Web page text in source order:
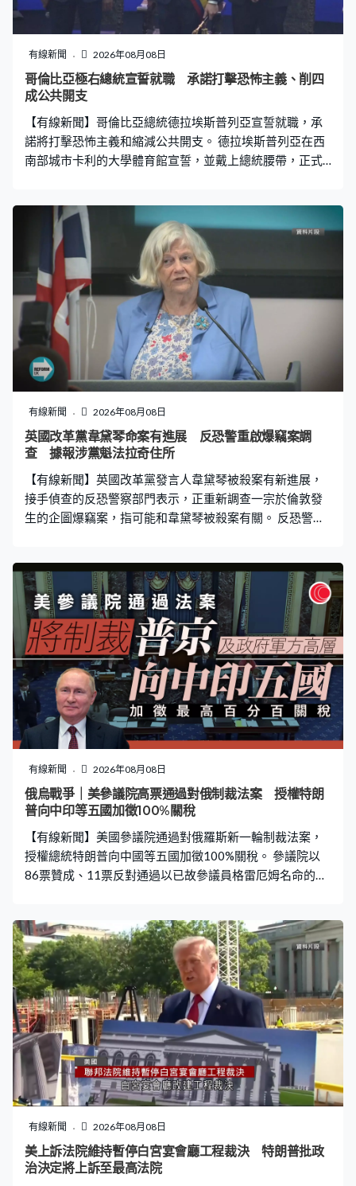
有線新聞 2026年08月08日
哥倫比亞極右總統宣誓就職 承諾打擊恐怖主義、削四
成公共開支
【有線新聞】哥倫比亞總統德拉埃斯普列亞宣誓就職，承
諾將打擊恐怖主義和縮減公共開支。 德拉埃斯普列亞在西
南部城市卡利的大學體育館宣誓，並戴上總統腰帶，正式
奴等人出席。48歲、立場極右的德拉埃斯普列亞是一名律
師，他在就職演說中承諾，將大力打擊毒品走私與武裝組
織，又會大幅削減近四成公共開支和稅制改革。
有線新聞 2026年08月08日
英國改革黨韋黛琴命案有進展 反恐警重啟爆竊案調
查 據報涉黨魁法拉奇住所
【有線新聞】英國改革黨發言人韋黛琴被殺案有新進展，
接手偵查的反恐警察部門表示，正重新調查一宗於倫敦發
生的企圖爆竊案，指可能和韋黛琴被殺案有關。 反恐警察
有何關連。英國廣播公司就報道，被企圖爆竊的物業正是
改革黨黨魁法拉奇於倫敦南部的住所，案件完成調查後無
人被捕。英國獨立警察投訴局正調查負責偵查案件的一名
反恐警察是否失職。
有線新聞 2026年08月08日
俄烏戰爭｜美參議院高票通過對俄制裁法案 授權特朗
普向中印等五國加徵100%關稅
【有線新聞】美國參議院通過對俄羅斯新一輪制裁法案，
授權總統特朗普向中國等五國加徵100%關稅。 參議院以
86票贊成、11票反對通過以已故參議員格雷厄姆名命的俄
及天然氣進口國，加徵最高100%關稅。法案最快9月在眾
議院表決，再交由特朗普簽署作實。 烏克蘭總統澤連斯基
形容，美國釋出強烈訊號堵截俄羅斯的資金來源，推動停
戰。
有線新聞 2026年08月08日
美上訴法院維持暫停白宮宴會廳工程裁決 特朗普批政
治決定將上訴至最高法院